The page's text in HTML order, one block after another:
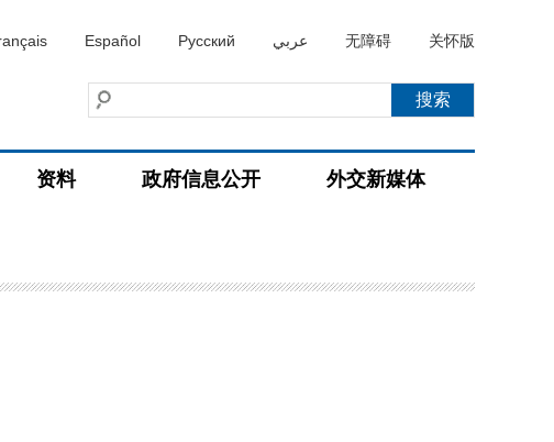
Español Русский عربي 无障碍 关怀版
资料 政府信息公开 外交新媒体